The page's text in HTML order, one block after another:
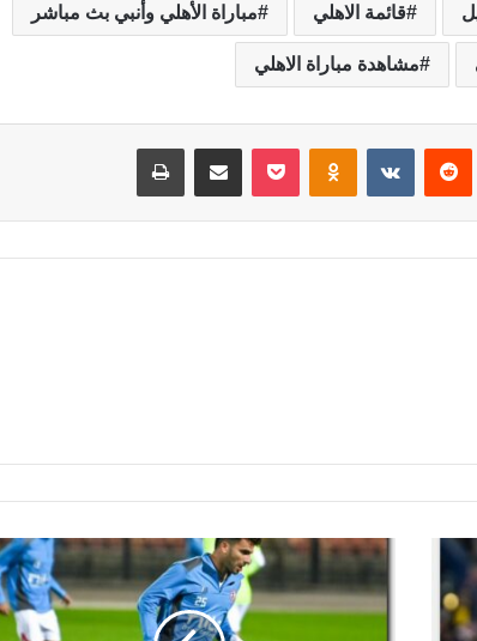
قائمة الاهلي مباراة الأهلي وأنبي بث مباشر
مشاهدة مباراة الاهلي
بينتيريست